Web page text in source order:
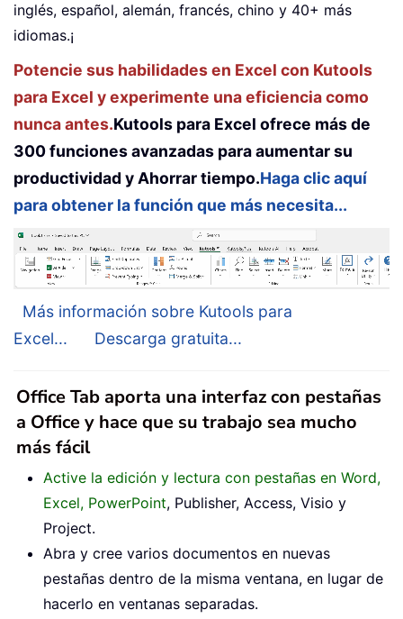
inglés, español, alemán, francés, chino y 40+ más
idiomas.¡
Potencie sus habilidades en Excel con Kutools
para Excel y experimente una eficiencia como
nunca antes.Kutools para Excel ofrece más de
300 funciones avanzadas para aumentar su
productividad y Ahorrar tiempo.Haga clic aquí
para obtener la función que más necesita...
Más información sobre Kutools para
Excel...
Descarga gratuita...
Office Tab aporta una interfaz con pestañas
a Office y hace que su trabajo sea mucho
más fácil
Active la edición y lectura con pestañas en Word,
Excel, PowerPoint, Publisher, Access, Visio y
Project.
Abra y cree varios documentos en nuevas
pestañas dentro de la misma ventana, en lugar de
hacerlo en ventanas separadas.